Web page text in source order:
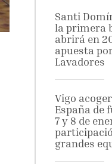
Santi
la primera
abrirá en
apuesta
Lavadores
Vigo
España de
7 y 8 de
grandes